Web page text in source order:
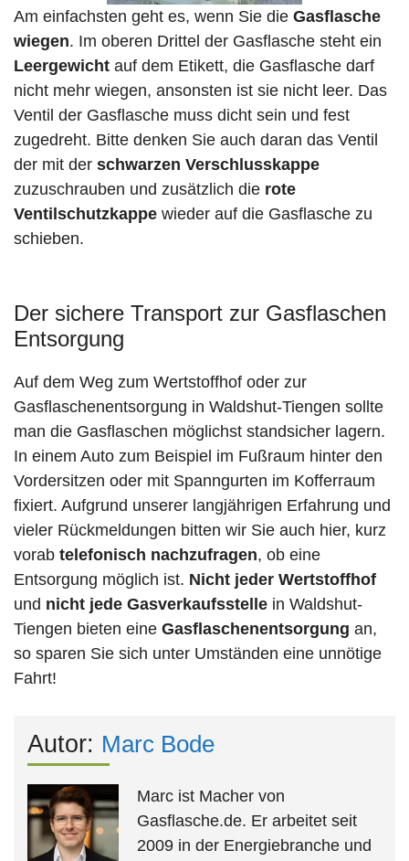
Am einfachsten geht es, wenn Sie die Gasflasche
wiegen. Im oberen Drittel der Gasflasche steht ein
Leergewicht auf dem Etikett, die Gasflasche darf
nicht mehr wiegen, ansonsten ist sie nicht leer. Das
Ventil der Gasflasche muss dicht sein und fest
zugedreht. Bitte denken Sie auch daran das Ventil
der mit der schwarzen Verschlusskappe
zuzuschrauben und zusätzlich die rote
Ventilschutzkappe wieder auf die Gasflasche zu
schieben.
Der sichere Transport zur Gasflaschen
Entsorgung
Auf dem Weg zum Wertstoffhof oder zur
Gasflaschenentsorgung in Waldshut-Tiengen sollte
man die Gasflaschen möglichst standsicher lagern.
In einem Auto zum Beispiel im Fußraum hinter den
Vordersitzen oder mit Spanngurten im Kofferraum
fixiert. Aufgrund unserer langjährigen Erfahrung und
vieler Rückmeldungen bitten wir Sie auch hier, kurz
vorab telefonisch nachzufragen, ob eine
Entsorgung möglich ist. Nicht jeder Wertstoffhof
und nicht jede Gasverkaufsstelle in Waldshut-
Tiengen bieten eine Gasflaschenentsorgung an,
so sparen Sie sich unter Umständen eine unnötige
Fahrt!
Autor: Marc Bode
Marc ist Macher von
Gasflasche.de. Er arbeitet seit
2009 in der Energiebranche und